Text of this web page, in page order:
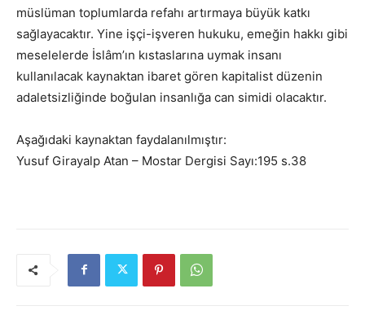
müslüman toplumlarda refahı artırmaya büyük katkı
sağlayacaktır. Yine işçi-işveren hukuku, emeğin hakkı gibi
meselelerde İslâm’ın kıstaslarına uymak insanı
kullanılacak kaynaktan ibaret gören kapitalist düzenin
adaletsizliğinde boğulan insanlığa can simidi olacaktır.
Aşağıdaki kaynaktan faydalanılmıştır:
Yusuf Girayalp Atan – Mostar Dergisi Sayı:195 s.38